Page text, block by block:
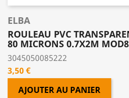
ELBA
ROULEAU PVC
80 MICRONS 0.7X2M
3045050085222
Prix
3,50 €
AJOUTER AU PANIER